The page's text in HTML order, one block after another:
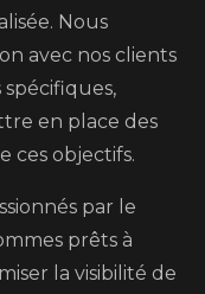
Nous
avec nos clients
en place des
ces objectifs.
par le
prêts à
la visibilité de